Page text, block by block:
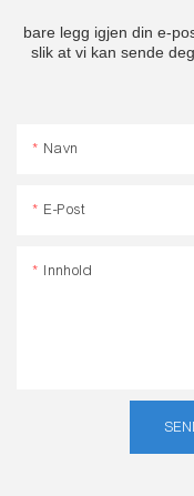
bare legg igjen din e-
slik at vi kan sende
Navn
E-Post
Innhold